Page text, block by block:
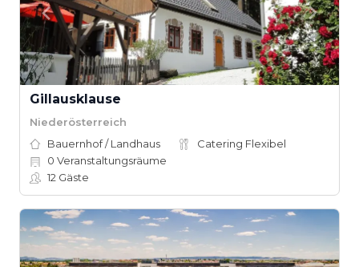
Gillausklause
Niederösterreich
Bauernhof / Landhaus
Catering Flexibel
0 Veranstaltungsräume
12 Gäste